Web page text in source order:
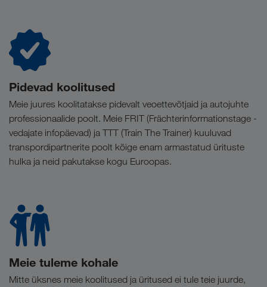
Pidevad koolitused
Meie juures koolitatakse pidevalt veoettevõtjaid ja autojuhte
professionaalide poolt. Meie FRIT (Frächterinformationstage -
vedajate infopäevad) ja TTT (Train The Trainer) kuuluvad
transpordipartnerite poolt kõige enam armastatud ürituste
hulka ja neid pakutakse kogu Euroopas.
Meie tuleme kohale
Mitte üksnes meie koolitused ja üritused ei tule teie juurde,